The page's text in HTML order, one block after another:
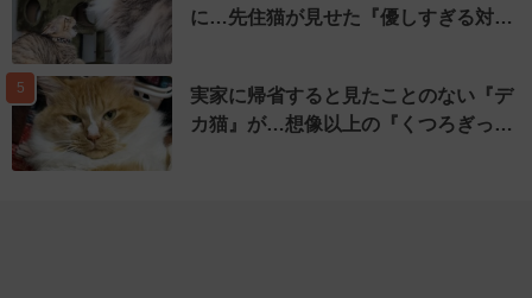
に…先住猫が見せた『優しすぎる対…
5
実家に帰省すると見たことのない『デ
カ猫』が…想像以上の『くつろぎっ…